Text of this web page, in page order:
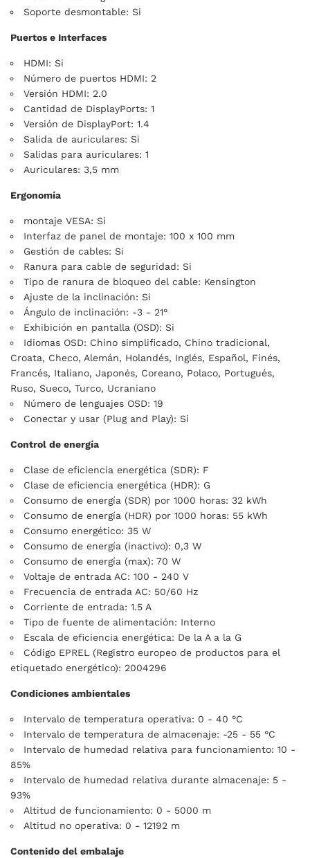
Soporte desmontable: Si
Puertos e Interfaces
HDMI: Si
Número de puertos HDMI: 2
Versión HDMI: 2.0
Cantidad de DisplayPorts: 1
Versión de DisplayPort: 1.4
Salida de auriculares: Si
Salidas para auriculares: 1
Auriculares: 3,5 mm
Ergonomía
montaje VESA: Si
Interfaz de panel de montaje: 100 x 100 mm
Gestión de cables: Si
Ranura para cable de seguridad: Si
Tipo de ranura de bloqueo del cable: Kensington
Ajuste de la inclinación: Si
Ángulo de inclinación: -3 - 21°
Exhibición en pantalla (OSD): Si
Idiomas OSD: Chino simplificado, Chino tradicional,
Croata, Checo, Alemán, Holandés, Inglés, Español, Finés,
Francés, Italiano, Japonés, Coreano, Polaco, Portugués,
Ruso, Sueco, Turco, Ucraniano
Número de lenguajes OSD: 19
Conectar y usar (Plug and Play): Si
Control de energía
Clase de eficiencia energética (SDR): F
Clase de eficiencia energética (HDR): G
Consumo de energía (SDR) por 1000 horas: 32 kWh
Consumo de energía (HDR) por 1000 horas: 55 kWh
Consumo energético: 35 W
Consumo de energía (inactivo): 0,3 W
Consumo de energía (max): 70 W
Voltaje de entrada AC: 100 - 240 V
Frecuencia de entrada AC: 50/60 Hz
Corriente de entrada: 1.5 A
Tipo de fuente de alimentación: Interno
Escala de eficiencia energética: De la A a la G
Código EPREL (Registro europeo de productos para el
etiquetado energético): 2004296
Condiciones ambientales
Intervalo de temperatura operativa: 0 - 40 °C
Intervalo de temperatura de almacenaje: -25 - 55 °C
Intervalo de humedad relativa para funcionamiento: 10 -
85%
Intervalo de humedad relativa durante almacenaje: 5 -
93%
Altitud de funcionamiento: 0 - 5000 m
Altitud no operativa: 0 - 12192 m
Contenido del embalaje